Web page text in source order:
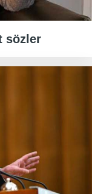
sözler